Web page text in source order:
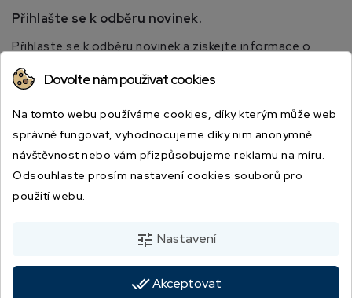
Přihlašte se k odběru novinek.
Přihlaste se k odběru novinek a získejte informace o
speciálních slevách.
Dovolte nám používat cookies
Na tomto webu používáme cookies, díky kterým může web
správně fungovat, vyhodnocujeme díky nim anonymně
návštěvnost nebo vám přizpůsobujeme reklamu na míru.
Odsouhlaste prosím nastavení cookies souborů pro
použití webu.
tune Nastavení
done_allAkceptovat